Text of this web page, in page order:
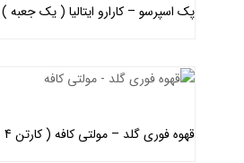
پک اسپرسو – کارارو ایتالیا ( یک جعبه )
قهوه فوری گلد – مولتی کافه ( کارتن 4 عددی )